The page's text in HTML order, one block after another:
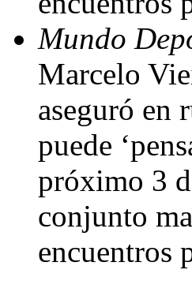
Mundo
Marcelo
aseguró en
puede
próximo 3
conjunto
encuentros